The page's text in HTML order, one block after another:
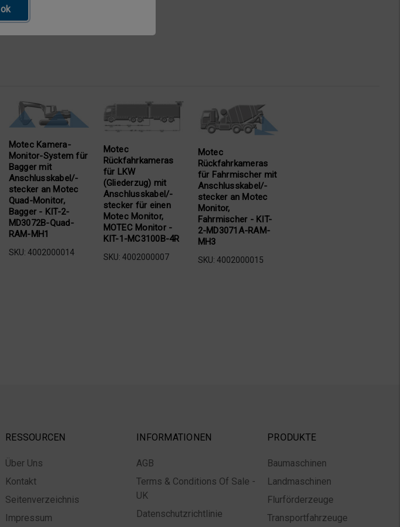
Motec Kamera-
Monitor-System für
Bagger mit
Anschlusskabel/-
stecker an Motec
Quad-Monitor,
Bagger - KIT-2-
MD3072B-Quad-
RAM-MH1
SKU: 4002000014
Motec
Rückfahrkameras
für LKW
(Gliederzug) mit
Anschlusskabel/-
stecker für einen
Motec Monitor,
MOTEC Monitor -
KIT-1-MC3100B-4R
SKU: 4002000007
Motec
Rückfahrkameras
für Fahrmischer mit
Anschlusskabel/-
stecker an Motec
Monitor,
Fahrmischer - KIT-
2-MD3071A-RAM-
MH3
SKU: 4002000015
RESSOURCEN
Über Uns
Kontakt
Seitenverzeichnis
Impressum
INFORMATIONEN
AGB
Terms & Conditions Of Sale -
UK
Datenschutzrichtlinie
PRODUKTE
Baumaschinen
Landmaschinen
Flurförderzeuge
Transportfahrzeuge
ok